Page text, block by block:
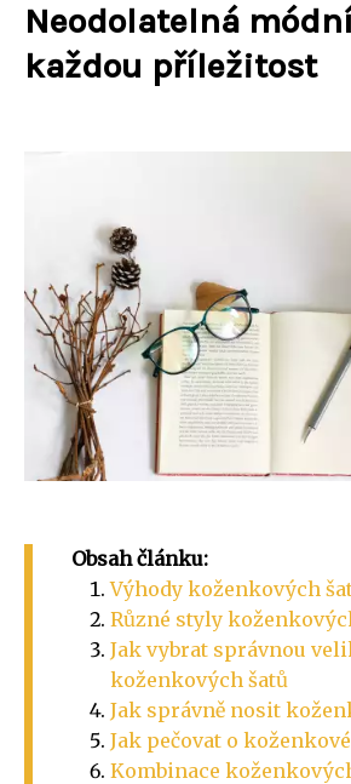
Neodolatelná
každou příležitost
Obsah článku:
Výhody koženkových
Různé styly
Jak vybrat správnou
koženkových šatů
Jak správně nosit
Jak pečovat o
Kombinace